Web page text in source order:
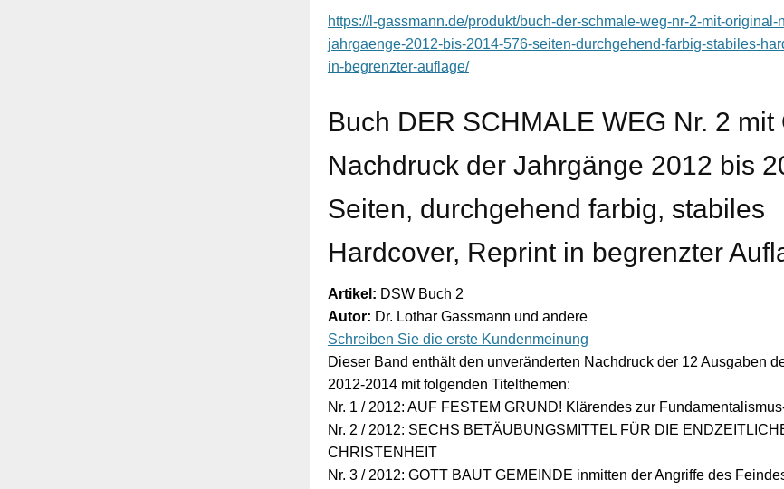
https://l-gassmann.de/produkt/buch-der-schmale-weg-nr-2-mit-original-
jahrgaenge-2012-bis-2014-576-seiten-durchgehend-farbig-stabiles-
in-begrenzter-auflage/
Buch DER SCHMALE WEG Nr. 2 mit
Nachdruck der Jahrgänge 2012 bis
Seiten, durchgehend farbig, stabiles
Hardcover, Reprint in begrenzter
Artikel: DSW Buch 2
Autor: Dr. Lothar Gassmann und andere
Schreiben Sie die erste Kundenmeinung
Dieser Band enthält den unveränderten Nachdruck der 12 Ausgaben
2012-2014 mit folgenden Titelthemen:
Nr. 1 / 2012: AUF FESTEM GRUND! Klärendes zur
Nr. 2 / 2012: SECHS BETÄUBUNGSMITTEL FÜR DIE
CHRISTENHEIT
Nr. 3 / 2012: GOTT BAUT GEMEINDE inmitten der Angriffe des